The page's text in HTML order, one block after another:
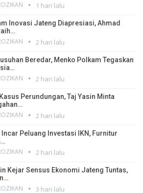
1 hari lalu
Inovasi Jateng Diapresiasi, Ahmad
2 hari lalu
Beredar, Menko Polkam Tegaskan
2 hari lalu
Perundungan, Taj Yasin Minta
2 hari lalu
Peluang Investasi IKN, Furnitur
2 hari lalu
Kejar Sensus Ekonomi Jateng Tuntas,
3 hari lalu